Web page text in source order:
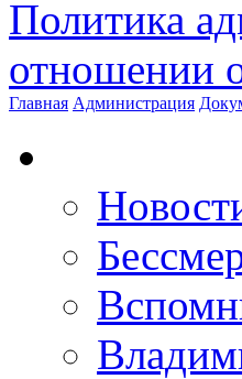
Политика
отношении
Главная Администрация